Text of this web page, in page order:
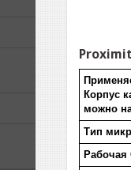
Корпус
можно
Тип
Рабочая